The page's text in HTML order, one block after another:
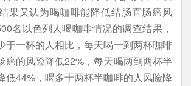
果又认为喝咖啡能降低结肠直肠癌风
名以色列人喝咖啡情况的调查结果，
于一杯的人相比，每天喝一到两杯咖啡
癌的风险降低22%，每天喝两到两杯半
低44%，喝多于两杯半咖啡的人风险降